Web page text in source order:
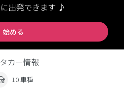
出発できます ♪
始める
カー情報
10 車種